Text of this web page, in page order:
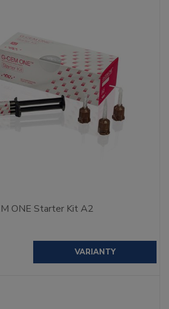
ONE Starter Kit A2
VARIANTY